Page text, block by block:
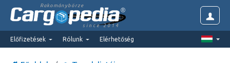
Rakománybörze
since 2014
Előfizetések Rólunk Elérhetőség